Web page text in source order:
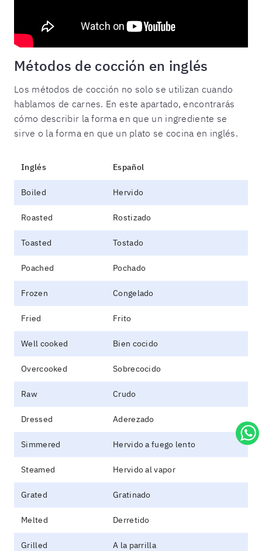
Métodos de cocción en inglés
Los métodos de cocción no solo se utilizan cuando
hablamos de carnes. En este apartado, encontrarás
cómo describir la forma en que un ingrediente se
sirve o la forma en que un plato se cocina en inglés.
Inglés Español
Boiled Hervido
Roasted Rostizado
Toasted Tostado
Poached Pochado
Frozen Congelado
Fried Frito
Well cooked Bien cocido
Overcooked Sobrecocido
Raw Crudo
Dressed Aderezado
Simmered Hervido a fuego lento
Steamed Hervido al vapor
Grated Gratinado
Melted Derretido
Grilled A la parrilla